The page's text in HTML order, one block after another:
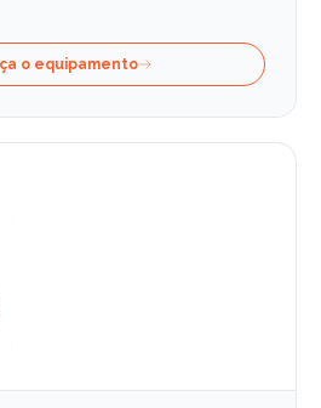
o equipamento